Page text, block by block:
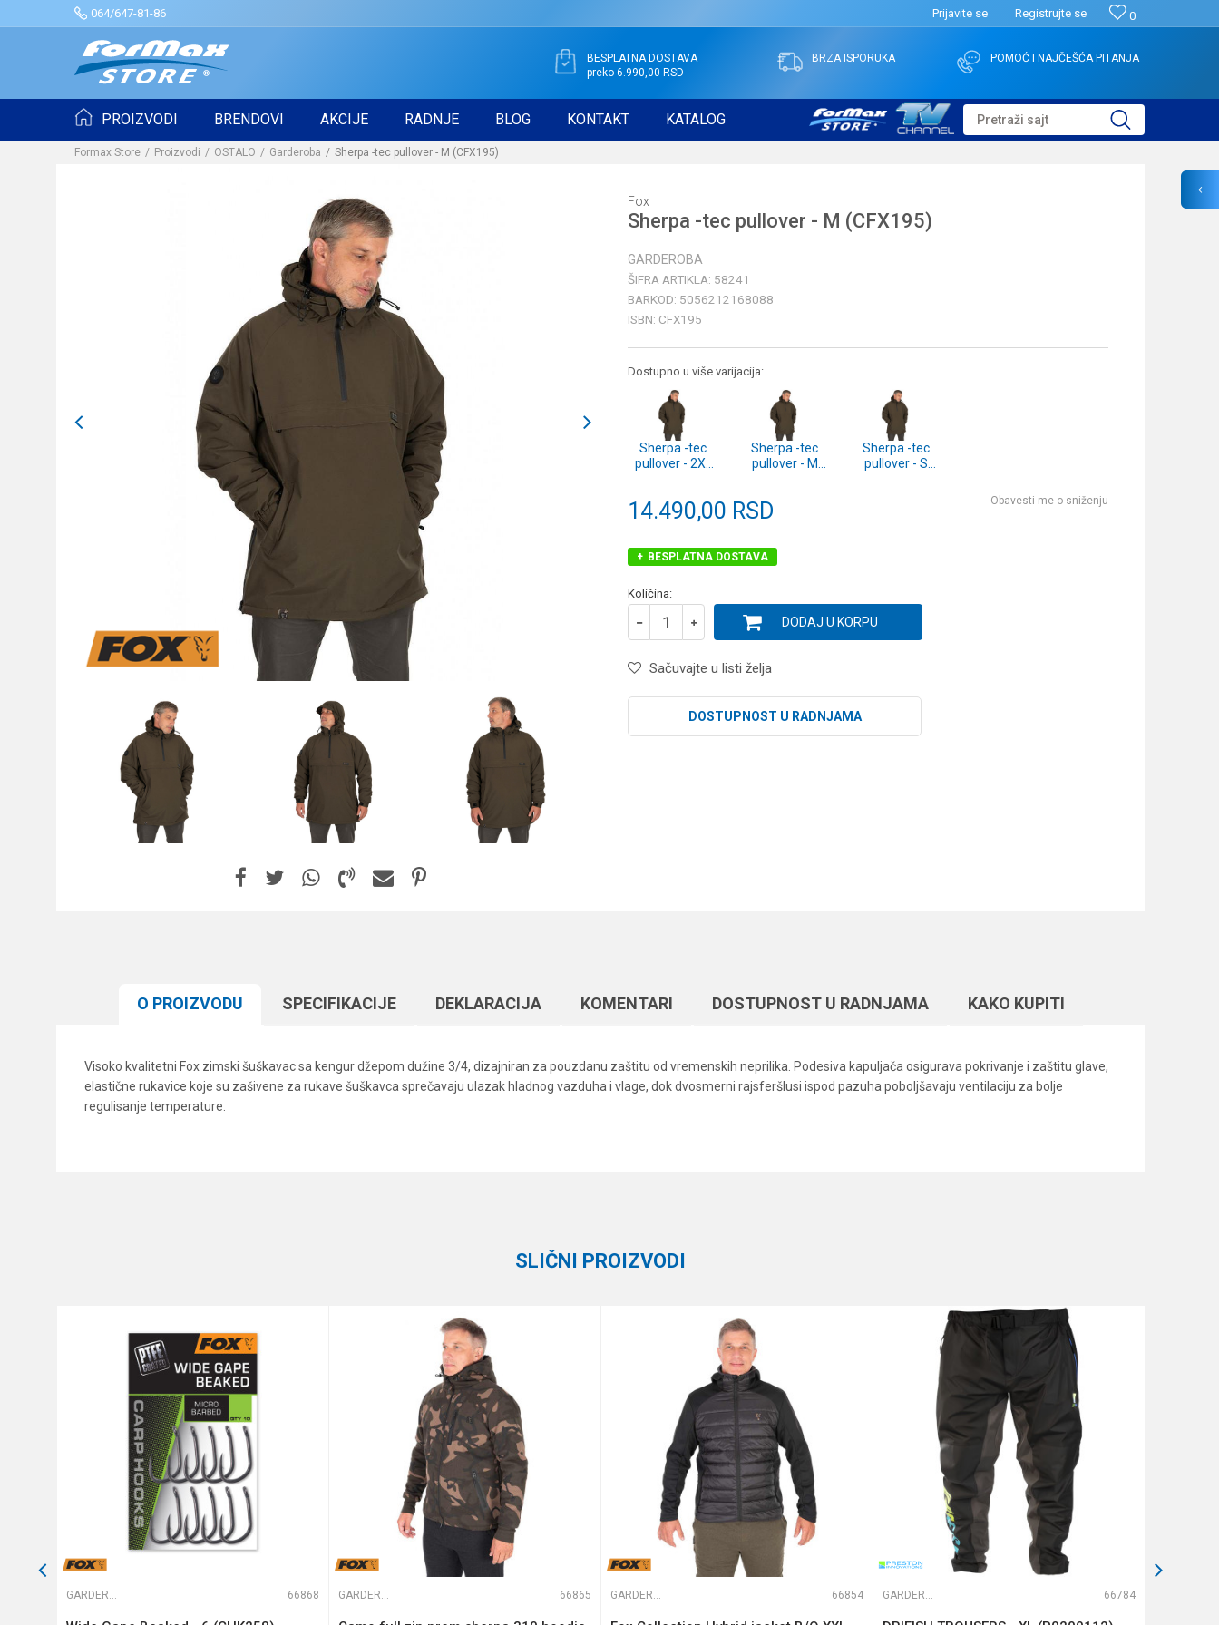
064/647-81-86 0
Prijavite se Registrujte se
BESPLATNA DOSTAVA
preko 6.990,00 RSD
BRZA ISPORUKA POMOĆ I NAJČEŠĆA PITANJA
PROIZVODI BRENDOVI AKCIJE RADNJE BLOG KONTAKT KATALOG Pretraži sajt
Formax Store Proizvodi OSTALO Garderoba Sherpa -tec pullover - M (CFX195)
Fox
Sherpa -tec pullover - M (CFX195)
GARDEROBA
ŠIFRA ARTIKLA: 58241
BARKOD: 5056212168088
ISBN: CFX195
Dostupno u više varijacija:
Sherpa -tec
pullover - 2XL
Sherpa -tec
pullover - M
Sherpa -tec
pullover - S
14.490,00 RSD Obavesti me o sniženju
BESPLATNA DOSTAVA
Količina:
DODAJ U KORPU
Sačuvajte u listi želja
DOSTUPNOST U RADNJAMA
O PROIZVODU SPECIFIKACIJЕ DEKLARACIJA KOMENTARI DOSTUPNOST U RADNJAMA KAKO KUPITI
Visoko kvalitetni Fox zimski šuškavac sa kengur džepom dužine 3/4, dizajniran za pouzdanu zaštitu od vremenskih neprilika. Podesiva kapuljača osigurava pokrivanje i zaštitu glave,
elastične rukavice koje su zašivene za rukave šuškavca sprečavaju ulazak hladnog vazduha i vlage, dok dvosmerni rajsferšlusi ispod pazuha poboljšavaju ventilaciju za bolje
regulisanje temperature.
Anti-spam zaštita - izračunajte koliko je 2 + 3 :
SLIČNI PROIZVODI
GARDEROBA 66868 GARDEROBA 66865 GARDEROBA 66854 GARDEROBA 66784